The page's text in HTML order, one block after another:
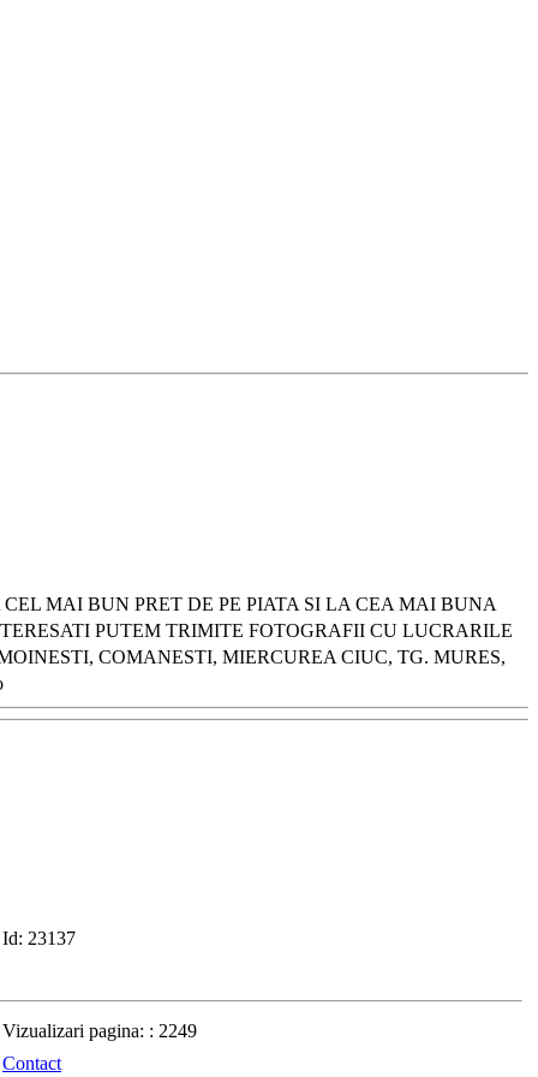
MAI BUN PRET DE PE PIATA SI LA CEA MAI BUNA
PUTEM TRIMITE FOTOGRAFII CU LUCRARILE
COMANESTI, MIERCUREA CIUC, TG. MURES,
Id: 23137
Vizualizari pagina: : 2249
Contact